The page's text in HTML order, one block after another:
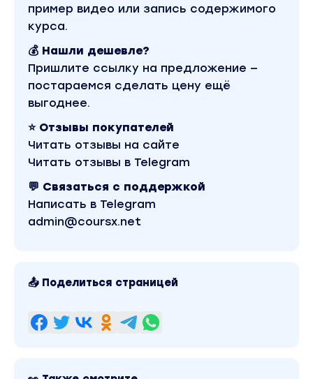
демонстрируются на экране. Курс подойдет
как новичкам, так и тем, кто уже работает в
веб-дизайне, но хочет углубить свои знания.
Для закрепления и отработки полученных
навыков по прохождению каждого модуля
есть домашние задания. После прохождения
курса выдается диплом.
Модуль 1. Введение в профессию.
Основы сайтостроения.
Минимальные системные требования для
пример видео или запись содержимого
курса.
💰 Нашли дешевле?
Пришлите ссылку на предложение —
постараемся сделать цену ещё
выгоднее.
⭐ Отзывы покупателей
Читать отзывы на сайте
Читать отзывы в Telegram
💬 Связаться с поддержкой
Написать в Telegram
admin@coursx.net
📤 Поделиться страницей